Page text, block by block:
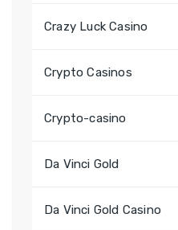
Crazy Luck Casino
Crypto Casinos
Crypto-casino
Da Vinci Gold
Da Vinci Gold Casino